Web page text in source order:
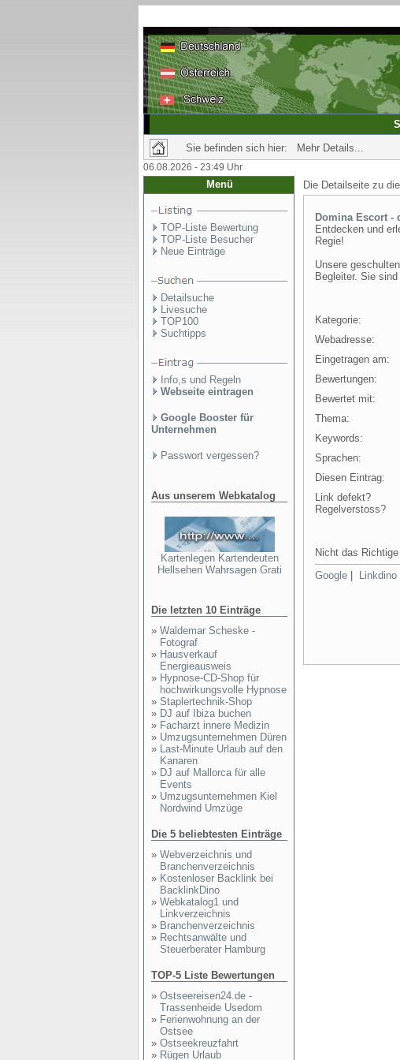
Sie befinden sich hier: Mehr Details...
06.08.2026 - 23:49 Uhr
Menü
TOP-Liste Bewertung
TOP-Liste Besucher
Neue Einträge
Detailsuche
Livesuche
TOP100
Suchtipps
Info,s und Regeln
Webseite eintragen
Google Booster für
Unternehmen
Passwort vergessen?
Aus unserem Webkatalog
Kartenlegen Kartendeuten
Hellsehen Wahrsagen Grati
Die letzten 10 Einträge
» Waldemar Scheske -
Fotograf
» Hausverkauf
Energieausweis
» Hypnose-CD-Shop für
hochwirkungsvolle Hypnose
» Staplertechnik-Shop
» DJ auf Ibiza buchen
» Facharzt innere Medizin
» Umzugsunternehmen Düren
» Last-Minute Urlaub auf den
Kanaren
» DJ auf Mallorca für alle
Events
» Umzugsunternehmen Kiel
Nordwind Umzüge
Die 5 beliebtesten Einträge
» Webverzeichnis und
Branchenverzeichnis
» Kostenloser Backlink bei
BacklinkDino
» Webkatalog1 und
Linkverzeichnis
» Branchenverzeichnis
» Rechtsanwälte und
Steuerberater Hamburg
TOP-5 Liste Bewertungen
» Ostseereisen24.de -
Trassenheide Usedom
» Ferienwohnung an der
Ostsee
» Ostseekreuzfahrt
» Rügen Urlaub
Die Detailseite zu
Domina Escort -
Entdecken und
Regie!
Unsere
Begleiter. Sie
Kategorie:
Webadresse:
Eingetragen am:
Bewertungen:
Bewertet mit:
Thema:
Keywords:
Sprachen:
Diesen Eintrag:
Link defekt?
Regelverstoss?
Nicht das
Google
Linkdino